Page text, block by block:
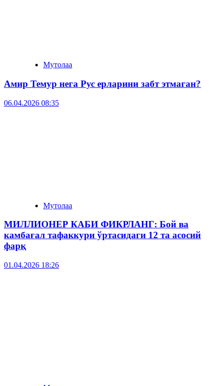
Мутолаа
Амир Темур нега Рус ерларини забт этмаган?
06.04.2026 08:35
Мутолаа
МИЛЛИОНЕР КАБИ ФИКРЛАНГ: Бой ва
камбағал тафаккури ўртасидаги 12 та асосий
фарқ
01.04.2026 18:26